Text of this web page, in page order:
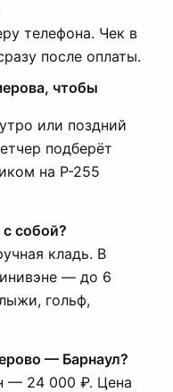
телефона. Чек в
после оплаты.
чтобы
или поздний
подберёт
на Р-255
собой?
кладь. В
— до 6
гольф,
— Барнаул?
— 24 000 ₽. Цена